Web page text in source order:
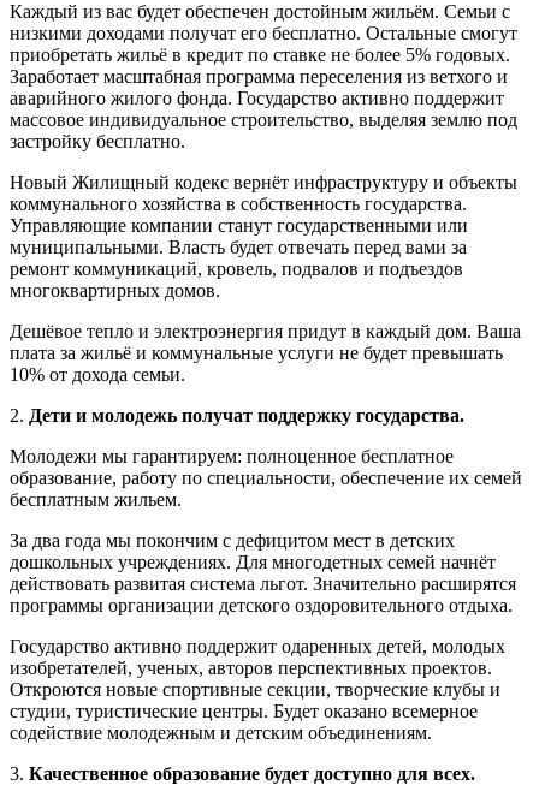
Каждый из вас будет обеспечен достойным жильём. Семьи с
низкими доходами получат его бесплатно. Остальные смогут
приобретать жильё в кредит по ставке не более 5% годовых.
Заработает масштабная программа переселения из ветхого и
аварийного жилого фонда. Государство активно поддержит
массовое индивидуальное строительство, выделяя землю под
застройку бесплатно.
Новый Жилищный кодекс вернёт инфраструктуру и объекты
коммунального хозяйства в собственность государства.
Управляющие компании станут государственными или
муниципальными. Власть будет отвечать перед вами за
ремонт коммуникаций, кровель, подвалов и подъездов
многоквартирных домов.
Дешёвое тепло и электроэнергия придут в каждый дом. Ваша
плата за жильё и коммунальные услуги не будет превышать
10% от дохода семьи.
2. Дети и молодежь получат поддержку государства.
Молодежи мы гарантируем: полноценное бесплатное
образование, работу по специальности, обеспечение их семей
бесплатным жильем.
За два года мы покончим с дефицитом мест в детских
дошкольных учреждениях. Для многодетных семей начнёт
действовать развитая система льгот. Значительно расширятся
программы организации детского оздоровительного отдыха.
Государство активно поддержит одаренных детей, молодых
изобретателей, ученых, авторов перспективных проектов.
Откроются новые спортивные секции, творческие клубы и
студии, туристические центры. Будет оказано всемерное
содействие молодежным и детским объединениям.
3. Качественное образование будет доступно для всех.